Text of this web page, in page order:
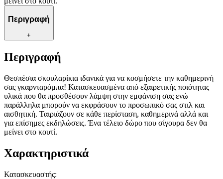
Περιγραφή
+
Περιγραφή
Θεσπέσια σκουλαρίκια ιδανικά για να κοσμήσετε την καθημερινή
σας γκαρνταρόμπα! Κατασκευασμένα από εξαιρετικής ποιότητας
υλικά που θα προσθέσουν λάμψη στην εμφάνιση σας ενώ
παράλληλα μπορούν να εκφράσουν το προσωπικό σας στιλ και
αισθητική. Ταιριάζουν σε κάθε περίσταση, καθημερινά αλλά και
για επίσημες εκδηλώσεις. Ένα τέλειο δώρο που σίγουρα δεν θα
μείνει στο κουτί.
Χαρακτηριστικά
Κατασκευαστής: